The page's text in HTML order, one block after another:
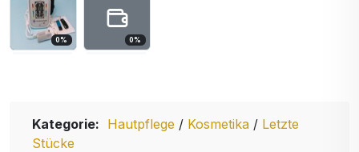
0% 0%
Kategorie: Hautpflege / Kosmetika / Letzte
Stücke